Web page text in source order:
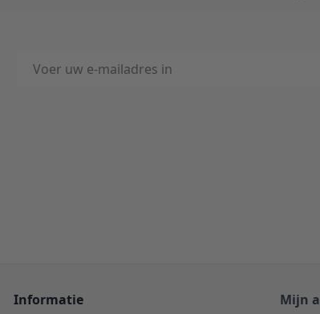
E-mailadres
Informatie Mijn